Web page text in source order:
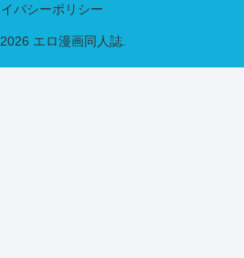
バシーポリシー
エロ漫画同人誌.